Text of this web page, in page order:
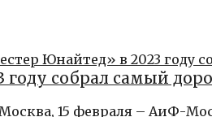
собрал самый
15 февраля – АиФ-